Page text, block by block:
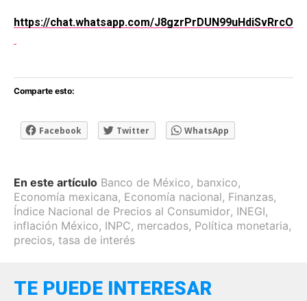
https://chat.whatsapp.com/J8gzrPrDUN99uHdiSvRrcO
Comparte esto:
Facebook Twitter WhatsApp
En este artículo Banco de México, banxico,
Economía mexicana, Economía nacional, Finanzas,
Índice Nacional de Precios al Consumidor, INEGI,
inflación México, INPC, mercados, Política monetaria,
precios, tasa de interés
TE PUEDE INTERESAR